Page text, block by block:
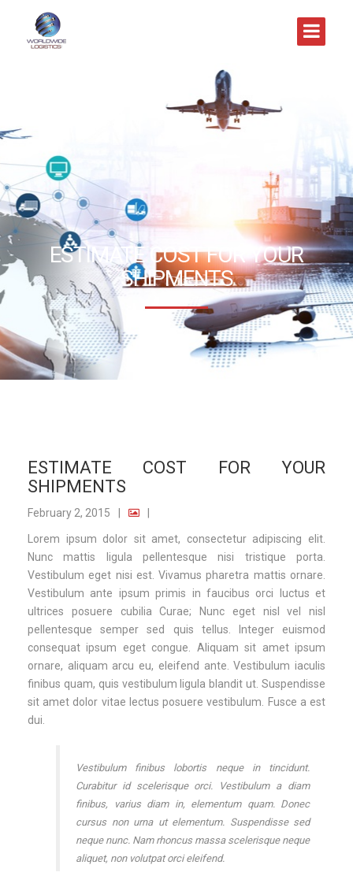
ESTIMATE COST FOR YOUR
SHIPMENTS
ESTIMATE COST FOR YOUR
SHIPMENTS
February 2, 2015
Lorem ipsum dolor sit amet, consectetur adipiscing elit.
Nunc mattis ligula pellentesque nisi tristique porta.
Vestibulum eget nisi est. Vivamus pharetra mattis ornare.
Vestibulum ante ipsum primis in faucibus orci luctus et
ultrices posuere cubilia Curae; Nunc eget nisl vel nisl
pellentesque semper sed quis tellus. Integer euismod
consequat ipsum eget congue. Aliquam sit amet ipsum
ornare, aliquam arcu eu, eleifend ante. Vestibulum iaculis
finibus quam, quis vestibulum ligula blandit ut. Suspendisse
sit amet dolor vitae lectus posuere vestibulum. Fusce a est
dui.
Vestibulum finibus lobortis neque in tincidunt.
Curabitur id scelerisque orci. Vestibulum a diam
finibus, varius diam in, elementum quam. Donec
cursus non urna ut elementum. Suspendisse sed
neque nunc. Nam rhoncus massa scelerisque neque
aliquet, non volutpat orci eleifend.